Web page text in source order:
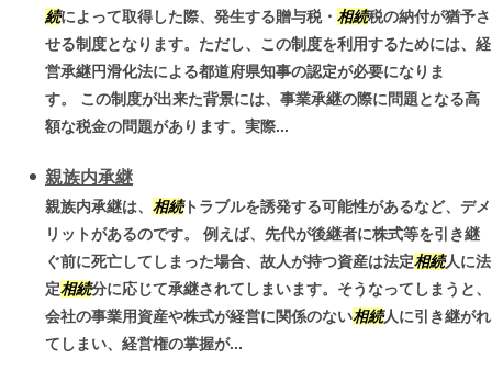
続によって取得した際、発生する贈与税・ 相続税の納付が猶予さ
せる制度となります。ただし、この制度を利用するためには、経
営承継円滑化法による都道府県知事の認定が必要になりま
す。 この制度が出来た背景には、事業承継の際に問題となる高
額な税金の問題があります。実際...
親族内承継
親族内承継は、 相続トラブルを誘発する可能性があるなど、デメ
リットがあるのです。 例えば、先代が後継者に株式等を引き継
ぐ前に死亡してしまった場合、故人が持つ資産は法定相続人に法
定相続分に応じて承継されてしまいます。そうなってしまうと、
会社の事業用資産や株式が経営に関係のない相続人に引き継がれ
てしまい、経営権の掌握が...